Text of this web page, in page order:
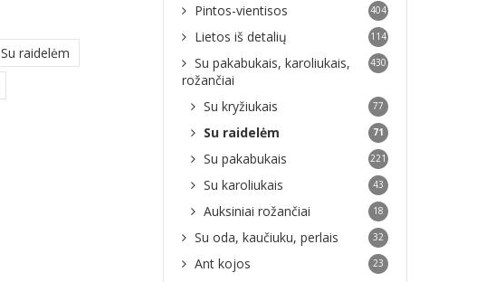
Su raidelėm
Pintos-vientisos 404
Lietos iš detalių 114
Su pakabukais, karoliukais,
rožančiai
430
Su kryžiukais 77
Su raidelėm 71
Su pakabukais 221
Su karoliukais 43
Auksiniai rožančiai 18
Su oda, kaučiuku, perlais 32
Ant kojos 23